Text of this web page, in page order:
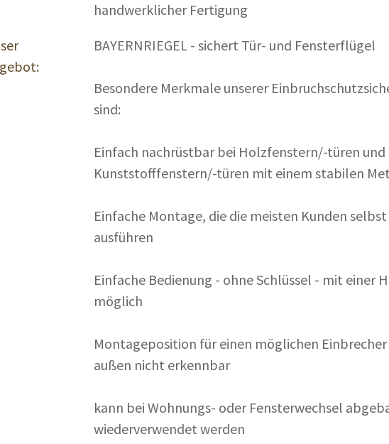
handwerklicher Fertigung
BAYERNRIEGEL - sichert Tür- und Fensterflügel
Besondere Merkmale unserer
sind:
Einfach nachrüstbar bei Holzfenstern/-türen und
Kunststofffenstern/-türen mit einem stabilen
Einfache Montage, die die meisten Kunden selbst
ausführen
Einfache Bedienung - ohne Schlüssel - mit einer
möglich
Montageposition für einen möglichen Einbrecher
außen nicht erkennbar
kann bei Wohnungs- oder Fensterwechsel
wiederverwendet werden